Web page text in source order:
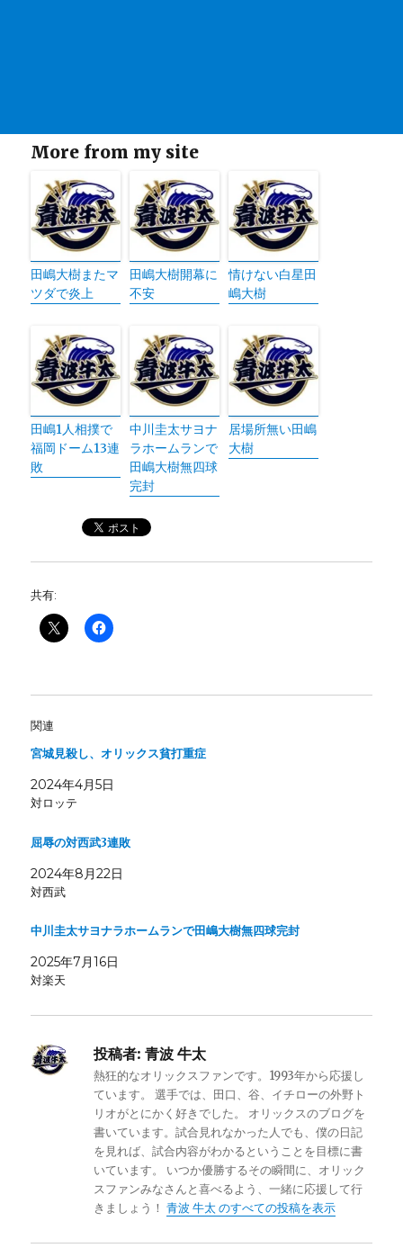
More from my site
田嶋大樹またマ
ツダで炎上
田嶋大樹開幕に
不安
情けない白星田
嶋大樹
田嶋1人相撲で
福岡ドーム13連
敗
中川圭太サヨナ
ラホームランで
田嶋大樹無四球
完封
居場所無い田嶋
大樹
共有:
関連
宮城見殺し、オリックス貧打重症
2024年4月5日
対ロッテ
屈辱の対西武3連敗
2024年8月22日
対西武
中川圭太サヨナラホームランで田嶋大樹無四球完封
2025年7月16日
対楽天
投稿者: 青波 牛太
熱狂的なオリックスファンです。1993年から応援し
ています。 選手では、田口、谷、イチローの外野ト
リオがとにかく好きでした。 オリックスのブログを
書いています。試合見れなかった人でも、僕の日記
を見れば、試合内容がわかるということを目標に書
いています。 いつか優勝するその瞬間に、オリック
スファンみなさんと喜べるよう、一緒に応援して行
きましょう！青波 牛太 のすべての投稿を表示